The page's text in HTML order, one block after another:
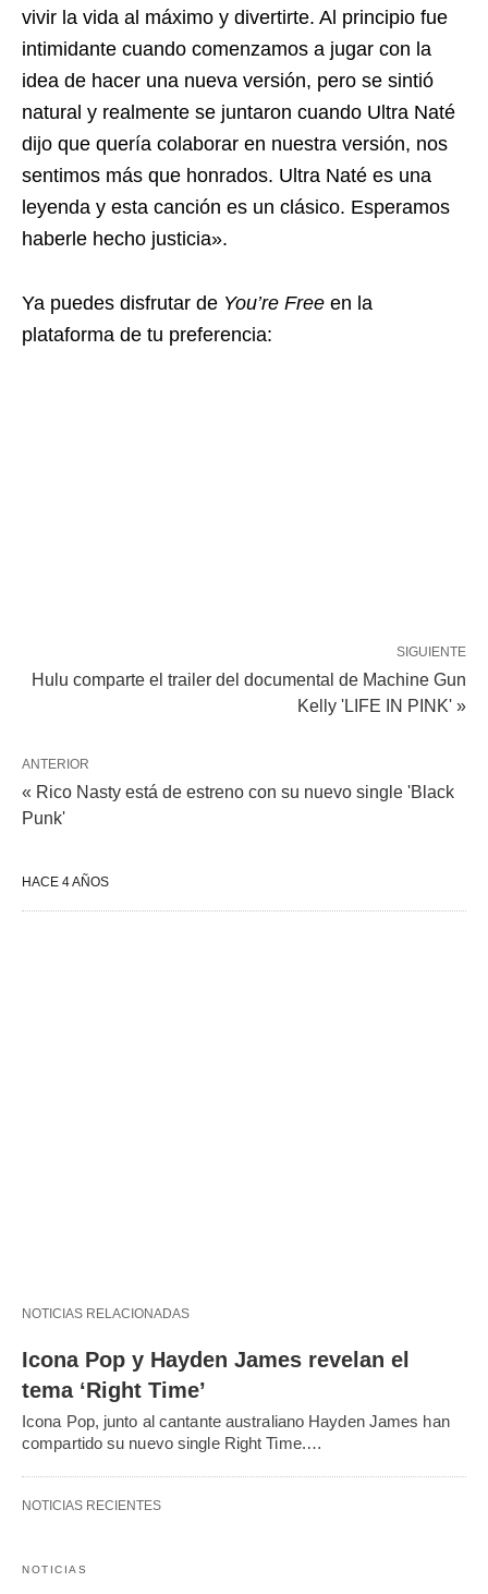
vivir la vida al máximo y divertirte. Al principio fue
intimidante cuando comenzamos a jugar con la
idea de hacer una nueva versión, pero se sintió
natural y realmente se juntaron cuando Ultra Naté
dijo que quería colaborar en nuestra versión, nos
sentimos más que honrados. Ultra Naté es una
leyenda y esta canción es un clásico. Esperamos
haberle hecho justicia».
Ya puedes disfrutar de You’re Free en la
plataforma de tu preferencia:
SIGUIENTE
Hulu comparte el trailer del documental de Machine Gun
Kelly 'LIFE IN PINK' »
ANTERIOR
« Rico Nasty está de estreno con su nuevo single 'Black
Punk'
HACE 4 AÑOS
NOTICIAS RELACIONADAS
Icona Pop y Hayden James revelan el
tema ‘Right Time’
Icona Pop, junto al cantante australiano Hayden James han
compartido su nuevo single Right Time.…
NOTICIAS RECIENTES
NOTICIAS